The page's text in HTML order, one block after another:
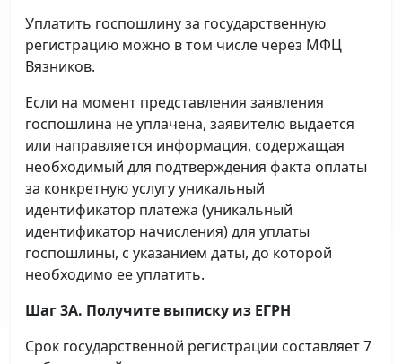
Уплатить госпошлину за государственную
регистрацию можно в том числе через МФЦ
Вязников.
Если на момент представления заявления
госпошлина не уплачена, заявителю выдается
или направляется информация, содержащая
необходимый для подтверждения факта оплаты
за конкретную услугу уникальный
идентификатор платежа (уникальный
идентификатор начисления) для уплаты
госпошлины, с указанием даты, до которой
необходимо ее уплатить.
Шаг 3А. Получите выписку из ЕГРН
Срок государственной регистрации составляет 7